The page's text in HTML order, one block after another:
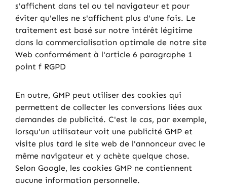
s'affichent dans tel ou tel navigateur et pour
éviter qu'elles ne s'affichent plus d'une fois. Le
traitement est basé sur notre intérêt légitime
dans la commercialisation optimale de notre site
Web conformément à l'article 6 paragraphe 1
point f RGPD
En outre, GMP peut utiliser des cookies qui
permettent de collecter les conversions liées aux
demandes de publicité. C'est le cas, par exemple,
lorsqu'un utilisateur voit une publicité GMP et
visite plus tard le site web de l'annonceur avec le
même navigateur et y achète quelque chose.
Selon Google, les cookies GMP ne contiennent
aucune information personnelle.